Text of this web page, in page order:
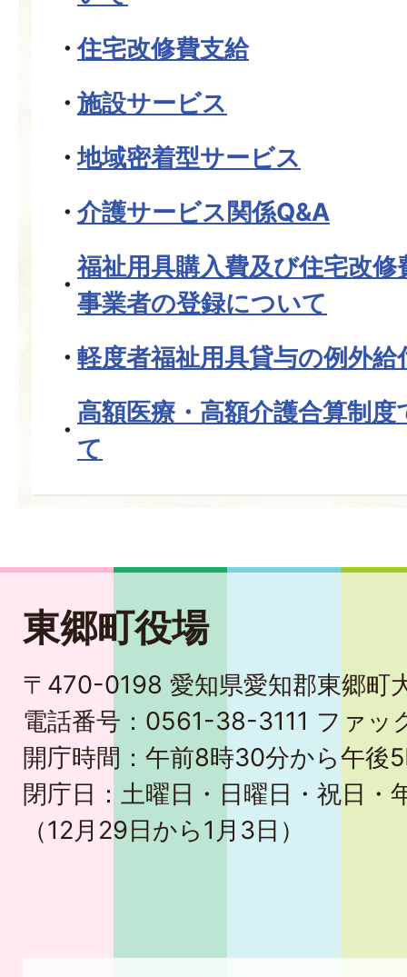
住宅改修費支給
施設サービス
地域密着型サービス
介護サービス関係Q&A
福祉用具購入費及び住宅改
事業者の登録について
軽度者福祉用具貸与の例外
高額医療・高額介護合算制
て
東郷町役場
〒470-0198 愛知県愛知郡東郷町
電話番号：0561-38-3111 ファ
開庁時間：午前8時30分から午後
閉庁日：土曜日・日曜日・祝日・
（12月29日から1月3日）